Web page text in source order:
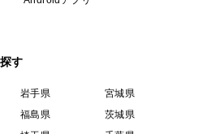
す
岩手県
宮城県
福島県
茨城県